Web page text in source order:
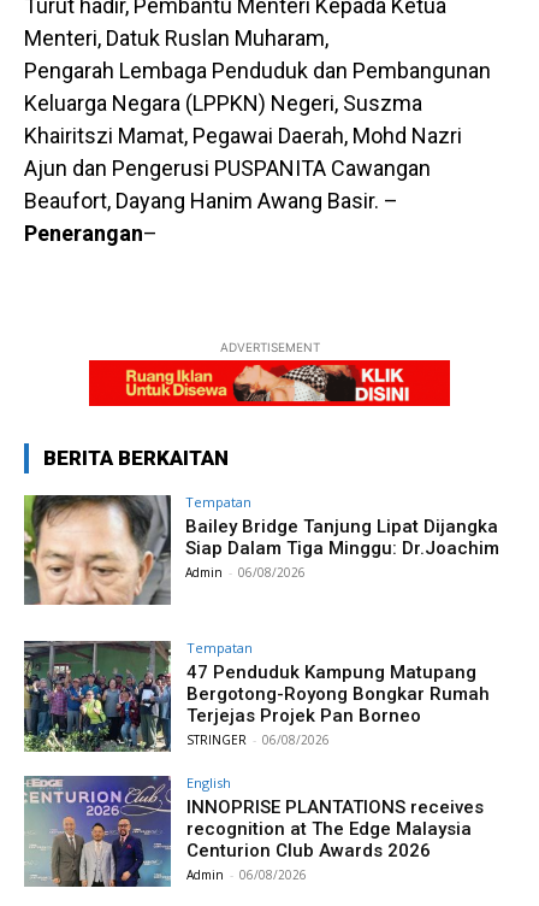
Turut hadir, Pembantu Menteri Kepada Ketua
Menteri, Datuk Ruslan Muharam,
Pengarah Lembaga Penduduk dan Pembangunan
Keluarga Negara (LPPKN) Negeri, Suszma
Khairitszi Mamat, Pegawai Daerah, Mohd Nazri
Ajun dan Pengerusi PUSPANITA Cawangan
Beaufort, Dayang Hanim Awang Basir. –
Penerangan–
ADVERTISEMENT
BERITA BERKAITAN
Tempatan
Bailey Bridge Tanjung Lipat Dijangka
Siap Dalam Tiga Minggu: Dr.Joachim
Admin - 06/08/2026
Tempatan
47 Penduduk Kampung Matupang
Bergotong-Royong Bongkar Rumah
Terjejas Projek Pan Borneo
STRINGER - 06/08/2026
English
INNOPRISE PLANTATIONS receives
recognition at The Edge Malaysia
Centurion Club Awards 2026
Admin - 06/08/2026